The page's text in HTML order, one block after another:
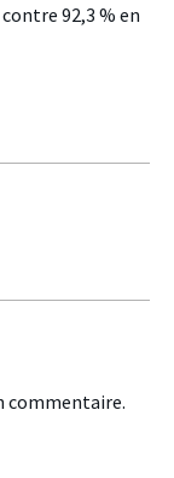
92,3 % en
commentaire.